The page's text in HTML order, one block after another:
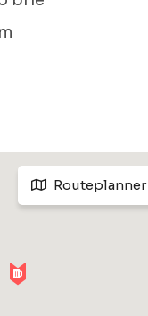
Routeplanner